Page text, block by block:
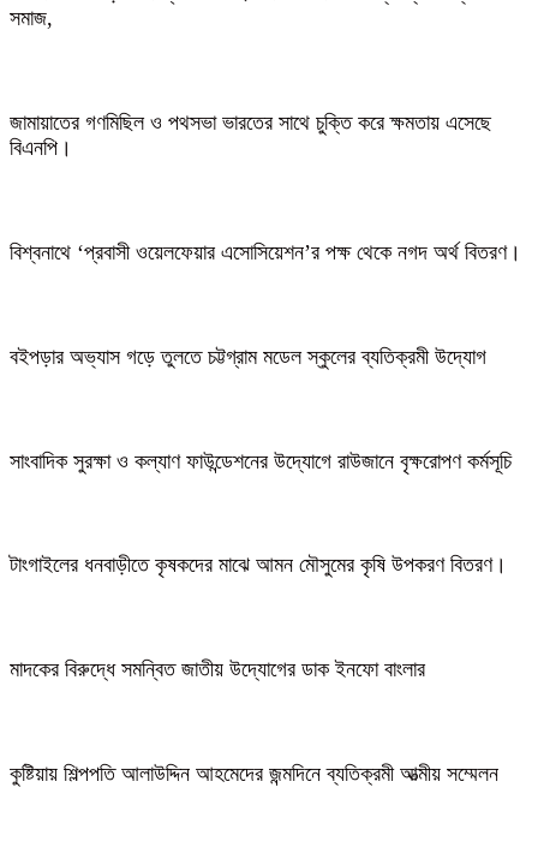
সমাজ,
জামায়াতের গণমিছিল ও পথসভা ভারতের সাথে চুক্তি করে ক্ষমতায় এসেছে
বিএনপি।
বিশ্বনাথে ‘প্রবাসী ওয়েলফেয়ার এসোসিয়েশন’র পক্ষ থেকে নগদ অর্থ বিতরণ।
বইপড়ার অভ্যাস গড়ে তুলতে চট্টগ্রাম মডেল স্কুলের ব্যতিক্রমী উদ্যোগ
সাংবাদিক সুরক্ষা ও কল্যাণ ফাউন্ডেশনের উদ্যোগে রাউজানে বৃক্ষরোপণ কর্মসূচি
টাংগাইলের ধনবাড়ীতে কৃষকদের মাঝে আমন মৌসুমের কৃষি উপকরণ বিতরণ।
মাদকের বিরুদ্ধে সমন্বিত জাতীয় উদ্যোগের ডাক ইনফো বাংলার
কুষ্টিয়ায় শিল্পপতি আলাউদ্দিন আহমেদের জন্মদিনে ব্যতিক্রমী আত্মীয় সম্মেলন